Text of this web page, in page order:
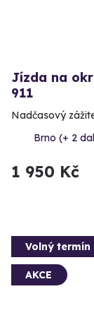
Jízda na
911
Nadčasový
Brno (+ 2
1 950 Kč
Volný termín
AKCE